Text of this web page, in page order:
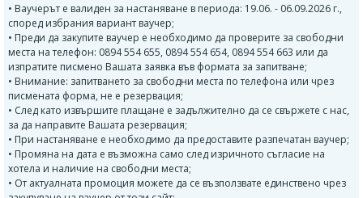
• Ваучерът е валиден за настаняване в периода: 19.06. - 06.09.2026 г.,
според избрания вариант ваучер;
• Преди да закупите ваучер е необходимо да проверите за свободни
места на телефон: 0894 554 655, 0894 554 654, 0894 554 663 или да
изпратите писмено Вашата заявка във формата за запитване;
• Внимание: запитването за свободни места по телефона или чрез
писмената форма, не е резервация;
• След като извършите плащане е задължително да се свържете с нас,
за да направите Вашата резервация;
• При настаняване е необходимо да предоставите разпечатан ваучер;
• Промяна на дата е възможна само след изричното съгласие на
хотела и наличие на свободни места;
• От актуалната промоция можете да се възползвате единствено чрез